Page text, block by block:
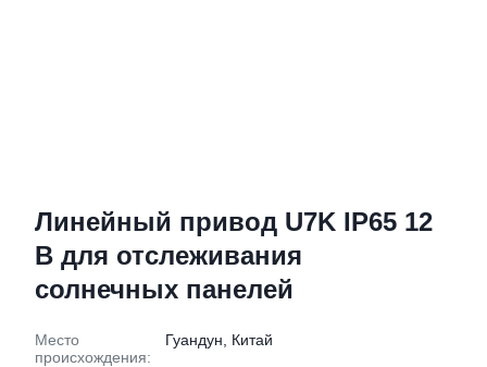
Линейный привод U7K IP65 12
В для отслеживания
солнечных панелей
Место
происхождения:
Гуандун, Китай